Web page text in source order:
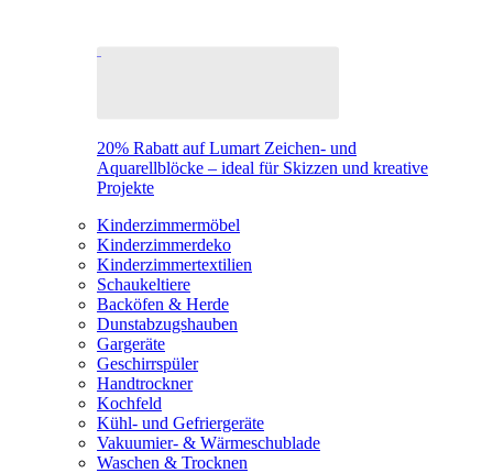
20% Rabatt auf Lumart Zeichen- und
Aquarellblöcke – ideal für Skizzen und kreative
Projekte
Kinderzimmermöbel
Kinderzimmerdeko
Kinderzimmertextilien
Schaukeltiere
Backöfen & Herde
Dunstabzugshauben
Gargeräte
Geschirrspüler
Handtrockner
Kochfeld
Kühl- und Gefriergeräte
Vakuumier- & Wärmeschublade
Waschen & Trocknen